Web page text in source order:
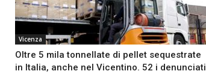
Vicenza
Oltre 5 mila tonnellate di pellet sequestrate
in Italia, anche nel Vicentino. 52 i denunciati